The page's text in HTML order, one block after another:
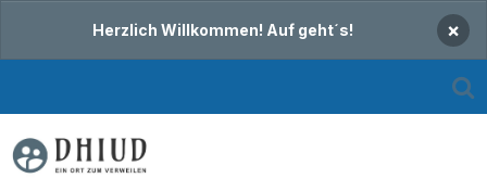
Herzlich Willkommen! Auf geht´s! ×